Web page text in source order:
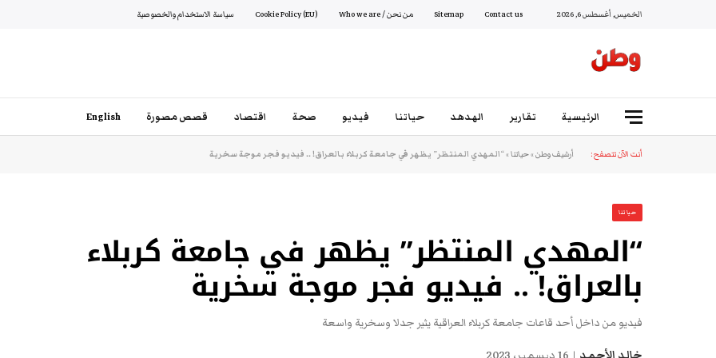
الخميس, أغسطس 6, 2026 Contact us
Sitemap من نحن / Who we are Cookie Policy (EU) سياسة الاستخدام والخصوصية
الرئيسية تقارير الهدهد حياتنا فيديو صحة اقتصاد قصص مصورة English
أنت الآن تتصفح: أرشيف وطن»حياتنا»“المهدي المنتظر” يظهر في جامعة كربلاء بالعراق! .. فيديو فجر موجة سخرية
حياتنا
“المهدي المنتظر” يظهر في جامعة كربلاء
بالعراق! .. فيديو فجر موجة سخرية
فيديو من داخل أحد قاعات جامعة كربلاء العراقية يثير جدلا وسخرية واسعة